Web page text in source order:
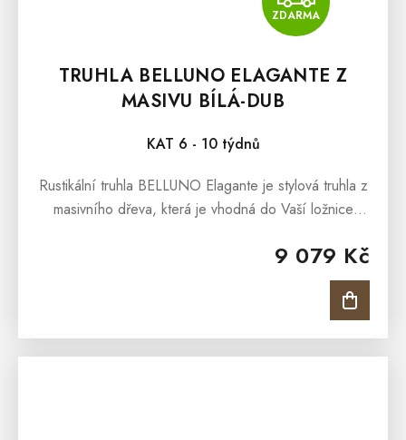
ZDARMA
TRUHLA BELLUNO ELAGANTE Z
MASIVU BÍLÁ-DUB
KAT 6 - 10 týdnů
9 079 Kč
Rustikální truhla BELLUNO Elagante je stylová truhla z
masivního dřeva, která je vhodná do Vaší ložnice